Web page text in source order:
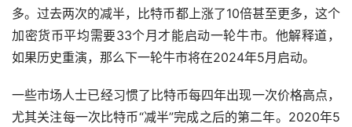
多。过去两次的减半，比特币都上涨了10倍甚至更多，这个
加密货币平均需要33个月才能启动一轮牛市。他解释道，
如果历史重演，那么下一轮牛市将在2024年5月启动。
一些市场人士已经习惯了比特币每四年出现一次价格高点，
尤其关注每一次比特币“减半”完成之后的第二年。2020年5